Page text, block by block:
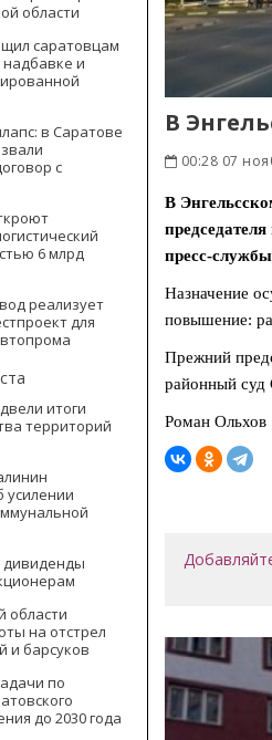
области
саратовцам
и
в Саратове
с
6 млрд
реализует
для
итоги
территорий
усилении
дивиденды
области
на отстрел
и барсуков
по
до 2030 года
В
00:28 07
В
Назначение
повышение:
Прежний
районный суд
Роман Ольхов